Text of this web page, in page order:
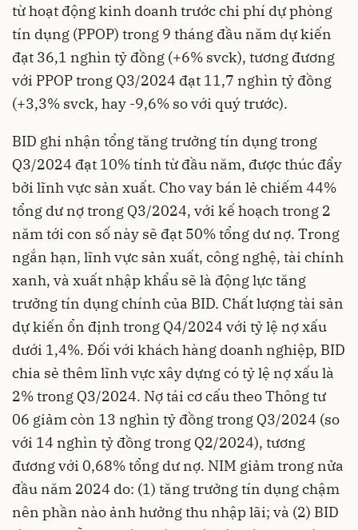
từ hoạt động kinh doanh trước chi phí dự phòng
tín dụng (PPOP) trong 9 tháng đầu năm dự kiến
đạt 36,1 nghìn tỷ đồng (+6% svck), tương đương
với PPOP trong Q3/2024 đạt 11,7 nghìn tỷ đồng
(+3,3% svck, hay -9,6% so với quý trước).
BID ghi nhận tổng tăng trưởng tín dụng trong
Q3/2024 đạt 10% tính từ đầu năm, được thúc đẩy
bởi lĩnh vực sản xuất. Cho vay bán lẻ chiếm 44%
tổng dư nợ trong Q3/2024, với kế hoạch trong 2
năm tới con số này sẽ đạt 50% tổng dư nợ. Trong
ngắn hạn, lĩnh vực sản xuất, công nghệ, tài chính
xanh, và xuất nhập khẩu sẽ là động lực tăng
trưởng tín dụng chính của BID. Chất lượng tài sản
dự kiến ổn định trong Q4/2024 với tỷ lệ nợ xấu
dưới 1,4%. Đối với khách hàng doanh nghiệp, BID
chia sẻ thêm lĩnh vực xây dựng có tỷ lệ nợ xấu là
2% trong Q3/2024. Nợ tái cơ cấu theo Thông tư
06 giảm còn 13 nghìn tỷ đồng trong Q3/2024 (so
với 14 nghìn tỷ đồng trong Q2/2024), tương
đương với 0,68% tổng dư nợ. NIM giảm trong nửa
đầu năm 2024 do: (1) tăng trưởng tín dụng chậm
nên phần nào ảnh hưởng thu nhập lãi; và (2) BID